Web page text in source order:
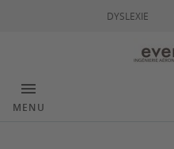
DYSLEXIE
MENU